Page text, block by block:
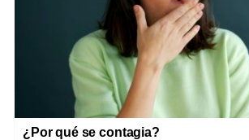
¿Por qué se contagia?